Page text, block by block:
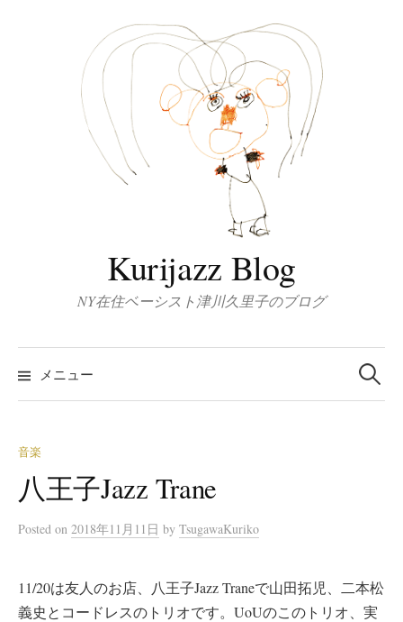
Kurijazz Blog
NY在住ベーシスト津川久里子のブログ
メニュー
検
索:
音楽
八王子Jazz Trane
Posted on 2018年11月11日 by TsugawaKuriko
11/20は友人のお店、八王子Jazz Traneで山田拓児、二本松
義史とコードレスのトリオです。UoUのこのトリオ、実